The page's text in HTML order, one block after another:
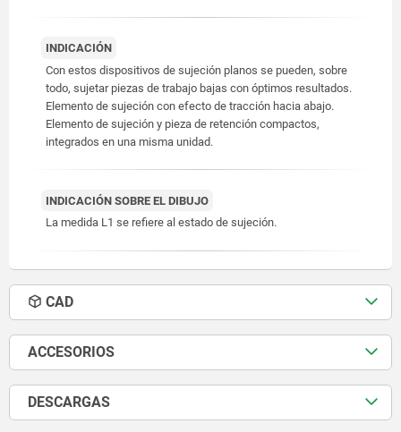
INDICACIÓN
Con estos dispositivos de sujeción planos se pueden, sobre
todo, sujetar piezas de trabajo bajas con óptimos resultados.
Elemento de sujeción con efecto de tracción hacia abajo.
Elemento de sujeción y pieza de retención compactos,
integrados en una misma unidad.
INDICACIÓN SOBRE EL DIBUJO
La medida L1 se refiere al estado de sujeción.
CAD
ACCESORIOS
DESCARGAS